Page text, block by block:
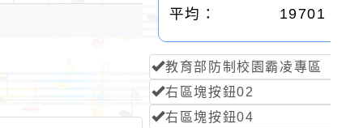
平均： 19701
教育部防制校園霸凌專區
右區塊按鈕02
右區塊按鈕04